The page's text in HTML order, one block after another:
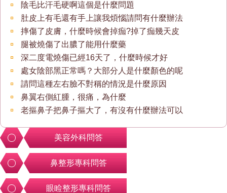
陰毛比汗毛硬啊這個是什麼問題
肚皮上有毛還有手上讓我煩惱請問有什麼辦法
摔傷了皮膚，什麼時候會掉痂?掉了痂幾天皮
腿被燒傷了出膿了能用什麼藥
深二度電燒傷已經16天了，什麼時候才好
處女陰部黑正常嗎？大部分人是什麼顏色的呢
請問這種左右臉不對稱的情況是什麼原因
鼻翼右側紅腫，很痛，為什麼
老摳鼻子把鼻子摳大了，有沒有什麼辦法可以
美容外科問答
鼻整形專科問答
眼睑整形專科問答